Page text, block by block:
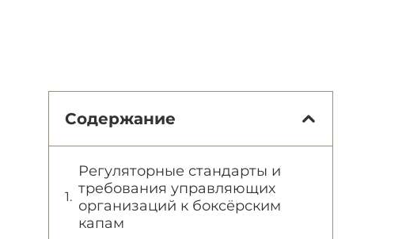
Содержание
Регуляторные стандарты и
требования управляющих
организаций к боксёрским
капам